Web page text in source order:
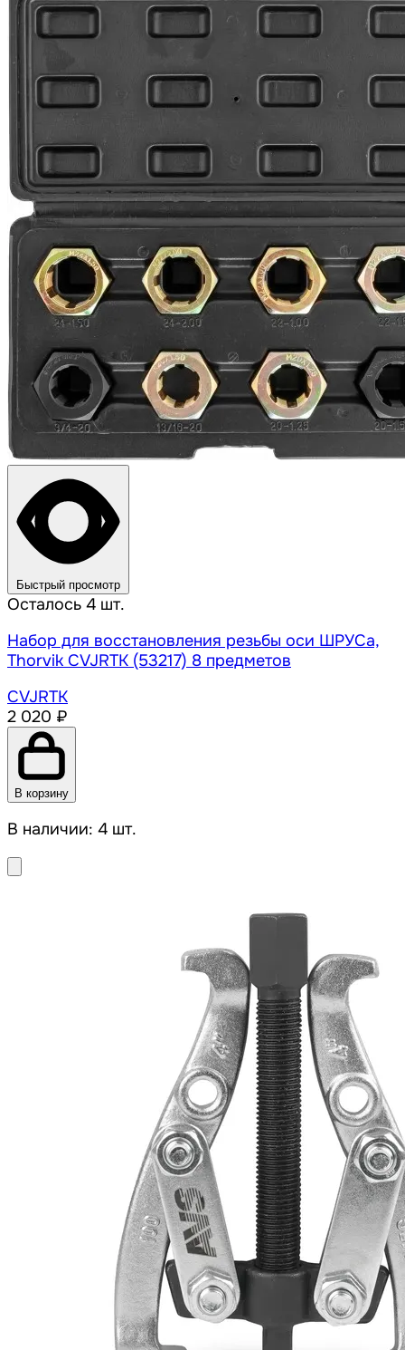
Быстрый просмотр
Осталось 4 шт.
Набор для восстановления резьбы оси ШРУСа,
Thorvik CVJRTK (53217) 8 предметов
CVJRTK
2 020 ₽
В корзину
В наличии: 4 шт.